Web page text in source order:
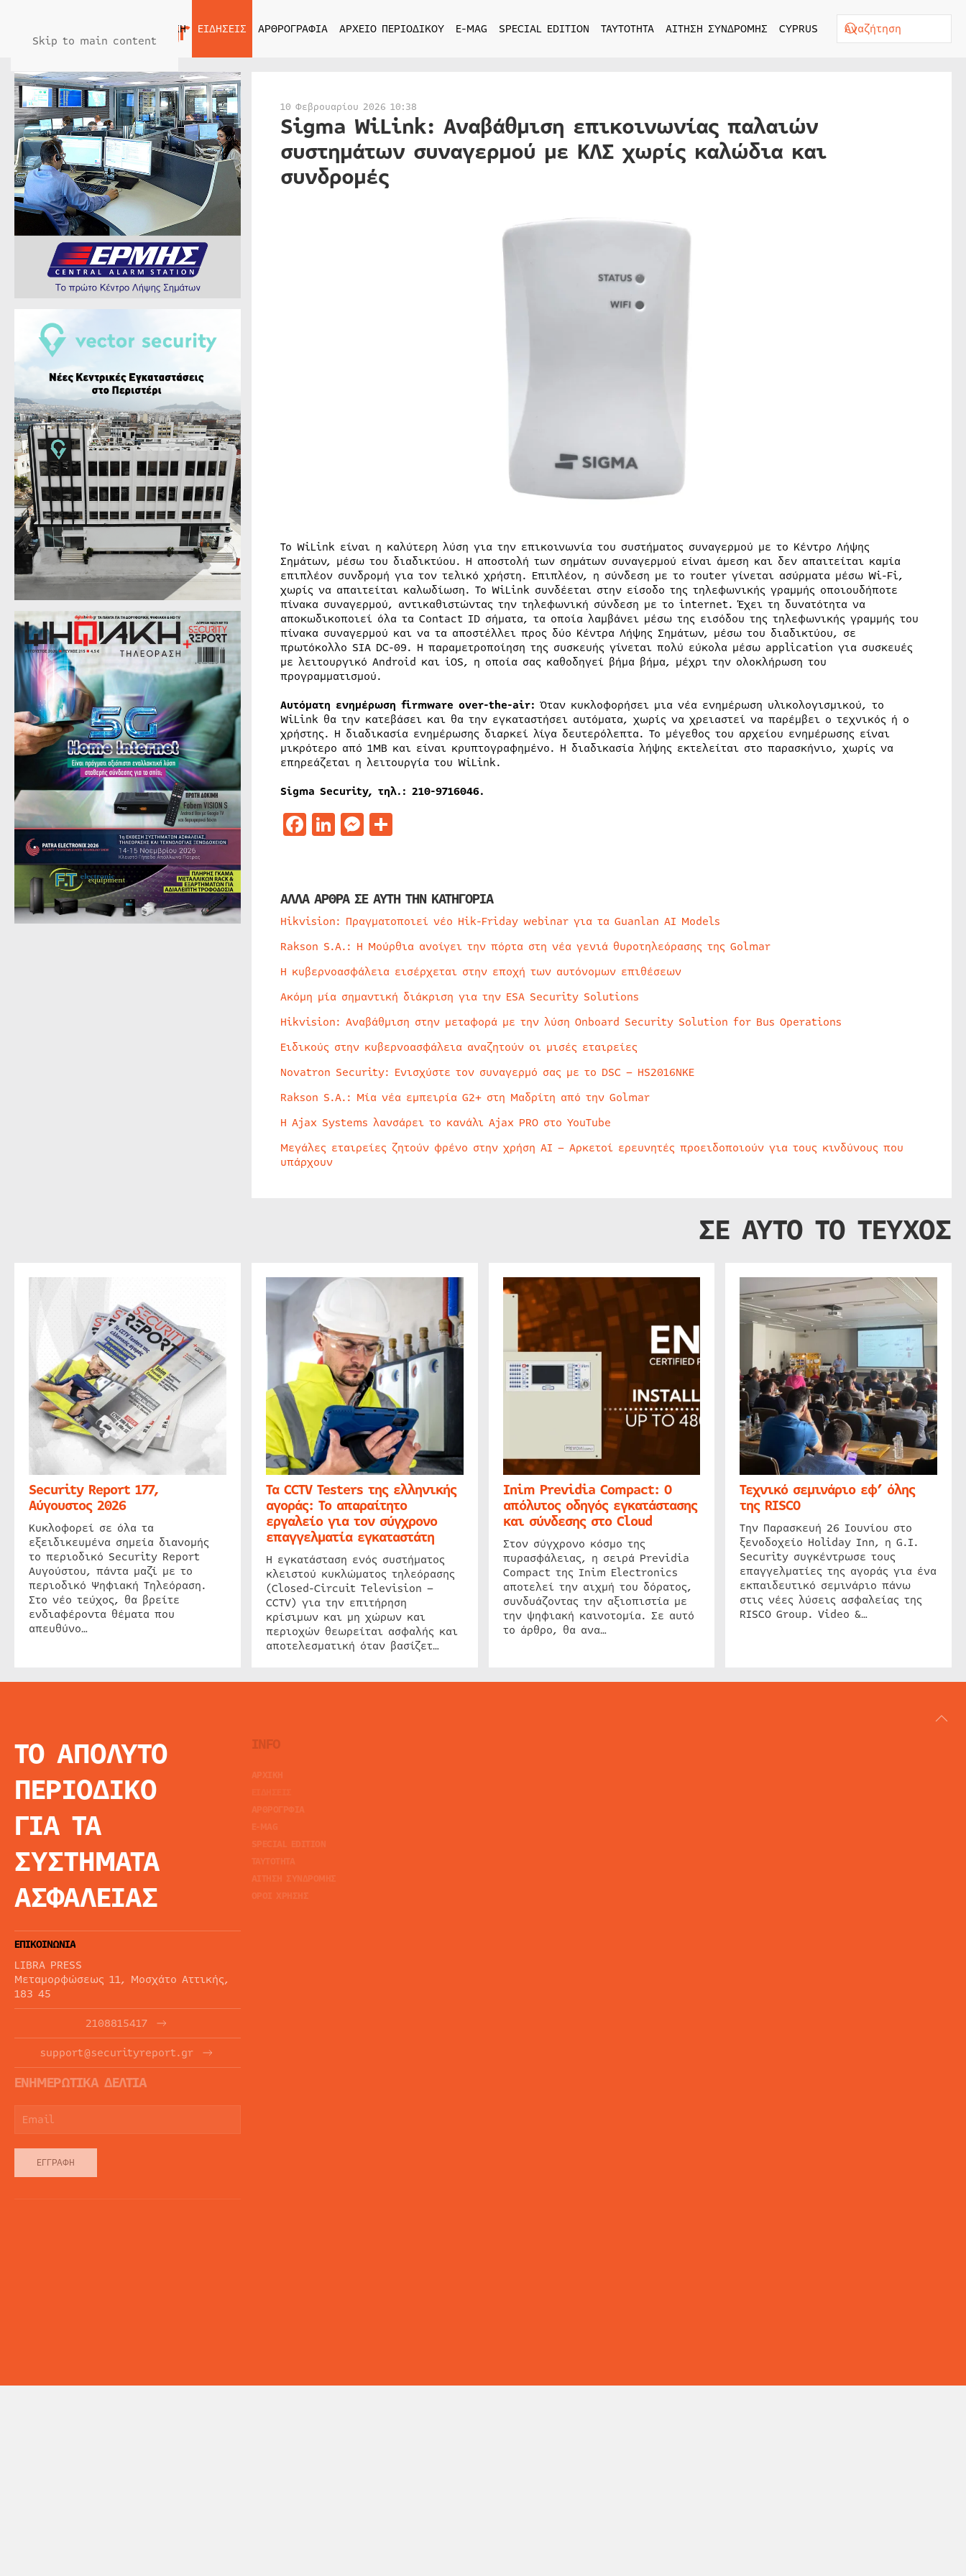
Skip to main content
ΑΡΧΙΚΗ ΕΙΔΗΣΕΙΣ ΑΡΘΡΟΓΡΑΦΙΑ ΑΡΧΕΙΟ ΠΕΡΙΟΔΙΚΟΥ E-MAG SPECIAL EDITION ΤΑΥΤΟΤΗΤΑ ΑΙΤΗΣΗ ΣΥΝΔΡΟΜΗΣ CYPRUS
10 Φεβρουαρίου 2026 10:38
Sigma WiLink: Αναβάθμιση επικοινωνίας παλαιών
συστημάτων συναγερμού με ΚΛΣ χωρίς καλώδια και
συνδρομές
Το WiLink είναι η καλύτερη λύση για την επικοινωνία του συστήματος συναγερμού με το Κέντρο Λήψης
Σημάτων, μέσω του διαδικτύου. H αποστολή των σημάτων συναγερμού είναι άμεση και δεν απαιτείται καμία
επιπλέον συνδρομή για τον τελικό χρήστη. Επιπλέον, η σύνδεση με το router γίνεται ασύρματα μέσω Wi-Fi,
χωρίς να απαιτείται καλωδίωση. Το WiLink συνδέεται στην είσοδο της τηλεφωνικής γραμμής οποιουδήποτε
πίνακα συναγερμού, αντικαθιστώντας την τηλεφωνική σύνδεση με το internet. Έχει τη δυνατότητα να
αποκωδικοποιεί όλα τα Contact ID σήματα, τα οποία λαμβάνει μέσω της εισόδου της τηλεφωνικής γραμμής του
πίνακα συναγερμού και να τα αποστέλλει προς δύο Κέντρα Λήψης Σημάτων, μέσω του διαδικτύου, σε
πρωτόκολλο SIA DC-09. Η παραμετροποίηση της συσκευής γίνεται πολύ εύκολα μέσω application για συσκευές
με λειτουργικό Android και iOS, η οποία σας καθοδηγεί βήμα βήμα, μέχρι την ολοκλήρωση του
προγραμματισμού.
Αυτόματη ενημέρωση firmware οver-the-air:Όταν κυκλοφορήσει μια νέα ενημέρωση υλικολογισμικού, το
WiLink θα την κατεβάσει και θα την εγκαταστήσει αυτόματα, χωρίς να χρειαστεί να παρέμβει ο τεχνικός ή ο
χρήστης. Η διαδικασία ενημέρωσης διαρκεί λίγα δευτερόλεπτα. Το μέγεθος του αρχείου ενημέρωσης είναι
μικρότερο από 1MΒ και είναι κρυπτογραφημένο. Η διαδικασία λήψης εκτελείται στο παρασκήνιο, χωρίς να
επηρεάζεται η λειτουργία του WiLink.
Sigma Security, τηλ.: 210-9716046.
Facebook
LinkedIn
Messenger
Μοιραστείτε
ΑΛΛΑ ΑΡΘΡΑ ΣΕ ΑΥΤΗ ΤΗΝ ΚΑΤΗΓΟΡΙΑ
Hikvision: Πραγματοποιεί νέο Hik-Friday webinar για τα Guanlan AI Models
Rakson S.A.: Η Μούρθια ανοίγει την πόρτα στη νέα γενιά θυροτηλεόρασης της Golmar
Η κυβερνοασφάλεια εισέρχεται στην εποχή των αυτόνομων επιθέσεων
Ακόμη μία σημαντική διάκριση για την ESA Security Solutions
Hikvision: Αναβάθμιση στην μεταφορά με την λύση Onboard Security Solution for Bus Operations
Ειδικούς στην κυβερνοασφάλεια αναζητούν οι μισές εταιρείες
Novatron Security: Ενισχύστε τον συναγερμό σας με το DSC – HS2016NKE
Rakson S.A.: Μία νέα εμπειρία G2+ στη Μαδρίτη από την Golmar
Η Ajax Systems λανσάρει το κανάλι Ajax PRO στο YouTube
Μεγάλες εταιρείες ζητούν φρένο στην χρήση AI – Αρκετοί ερευνητές προειδοποιούν για τους κινδύνους που
υπάρχουν
ΣΕ ΑΥΤΟ ΤΟ ΤΕΥΧΟΣ
Security Report 177,
Αύγουστος 2026
Κυκλοφορεί σε όλα τα
εξειδικευμένα σημεία διανομής
το περιοδικό Security Report
Αυγούστου, πάντα μαζί με το
περιοδικό Ψηφιακή Τηλεόραση.
Στο νέο τεύχος, θα βρείτε
ενδιαφέροντα θέματα που
απευθύνο…
Τα CCTV Testers της ελληνικής
αγοράς: Το απαραίτητο
εργαλείο για τον σύγχρονο
επαγγελματία εγκαταστάτη
Η εγκατάσταση ενός συστήματος
κλειστού κυκλώματος τηλεόρασης
(Closed-Circuit Television –
CCTV) για την επιτήρηση
κρίσιμων και μη χώρων και
περιοχών θεωρείται ασφαλής και
αποτελεσματική όταν βασίζετ…
Inim Previdia Compact: Ο
απόλυτος οδηγός εγκατάστασης
και σύνδεσης στο Cloud
Στον σύγχρονο κόσμο της
πυρασφάλειας, η σειρά Previdia
Compact της Inim Electronics
αποτελεί την αιχμή του δόρατος,
συνδυάζοντας την αξιοπιστία με
την ψηφιακή καινοτομία. Σε αυτό
το άρθρο, θα ανα…
Τεχνικό σεμινάριο εφ’ όλης
της RISCO
Την Παρασκευή 26 Ιουνίου στο
ξενοδοχείο Holiday Inn, η G.I.
Security συγκέντρωσε τους
επαγγελματίες της αγοράς για ένα
εκπαιδευτικό σεμινάριο πάνω
στις νέες λύσεις ασφαλείας της
RISCO Group. Video &…
ΤΟ ΑΠΟΛΥΤΟ
ΠΕΡΙΟΔΙΚΟ
ΓΙΑ ΤΑ
ΣΥΣΤΗΜΑΤΑ
ΑΣΦΑΛΕΙΑΣ
ΕΠΙΚΟΙΝΩΝΙΑ
LIBRA PRESS
Μεταμορφώσεως 11, Μοσχάτο Αττικής,
183 45
2108815417
support@securityreport.gr
ΕΝΗΜΕΡΩΤΙΚΑ ΔΕΛΤΙΑ
ΕΓΓΡΑΦΉ
INFO
ΑΡΧΙΚΗ
ΑΡΘΡΟΓΡΦΙΑ
E-MAG
SPECIAL EDITION
ΤΑΥΤΟΤΗΤΑ
ΑΙΤΗΣΗ ΣΥΝΔΡΟΜΗΣ
ΟΡΟΙ ΧΡΗΣΗΣ